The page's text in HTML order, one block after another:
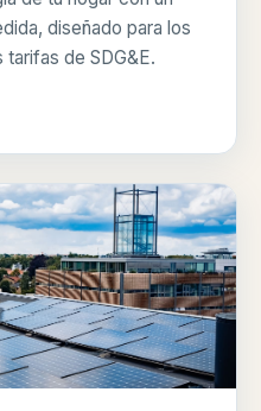
diseñado para los
tarifas de SDG&E.